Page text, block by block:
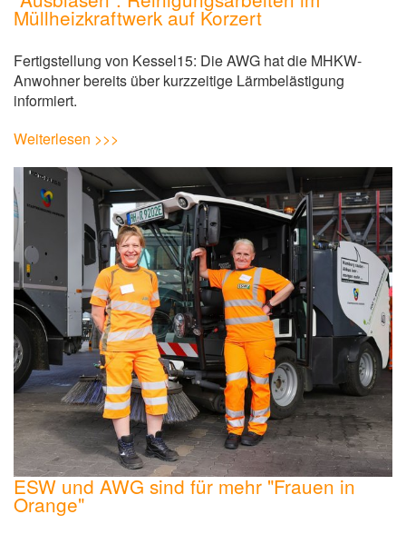
Müllheizkraftwerk auf Korzert
Fertigstellung von Kessel15: Die AWG hat die MHKW-
Anwohner bereits über kurzzeitige Lärmbelästigung
informiert.
Weiterlesen >>>
ESW und AWG sind für mehr "Frauen in
Orange"